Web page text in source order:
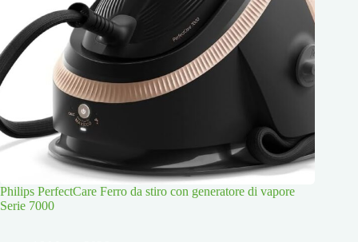
Philips PerfectCare Ferro da stiro con generatore di vapore
Serie 7000